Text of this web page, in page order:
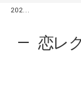
202...
恋レ